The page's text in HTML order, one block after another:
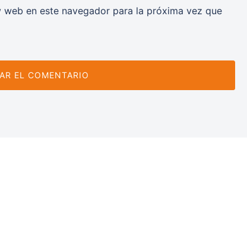
en este navegador para la próxima vez que